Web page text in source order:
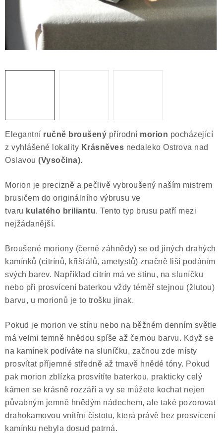
Podmínky ochrany osobních údajů
Poučení o právu na odstoupení od smlouvy
Puncovní značky
Kontakt
Elegantní ručně broušený přírodní morion pocházející
z vyhlášené lokality Krásněves nedaleko Ostrova nad
Oslavou (Vysočina).
Morion je precizně a pečlivě vybroušený naším mistrem
brusičem do originálního výbrusu ve
tvaru kulatého briliantu. Tento typ brusu patří mezi
nejžádanější.
Broušené moriony (černé záhnědy) se od jiných drahých
kamínků (citrínů, křišťálů, ametystů) značně liší podáním
svých barev. Například citrín má ve stínu, na sluníčku
nebo při prosvícení baterkou vždy téměř stejnou (žlutou)
barvu, u morionů je to trošku jinak.
Pokud je morion ve stínu nebo na běžném denním světle
má velmi temně hnědou spíše až černou barvu. Když se
na kamínek podíváte na sluníčku, začnou zde místy
prosvítat příjemné středně až tmavě hnědé tóny. Pokud
pak morion zblízka prosvítíte baterkou, prakticky celý
kámen se krásně rozzáří a vy se můžete kochat nejen
půvabným jemně hnědým nádechem, ale také pozorovat
drahokamovou vnitřní čistotu, která právě bez prosvícení
kamínku nebyla dosud patrná.